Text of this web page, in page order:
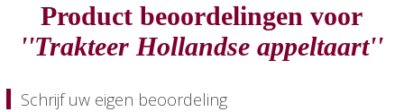
Product beoordelingen voor
Trakteer Hollandse appeltaart
Schrijf uw eigen beoordeling